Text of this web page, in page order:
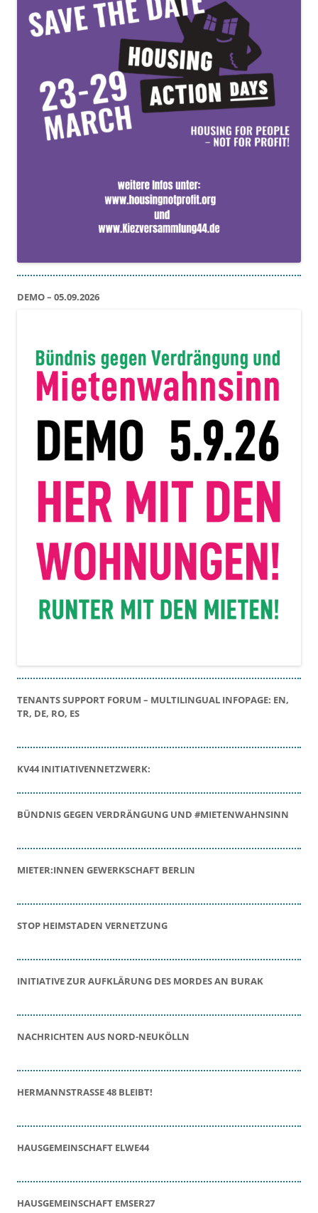
DEMO – 05.09.2026
TENANTS SUPPORT FORUM – MULTILINGUAL INFOPAGE: EN,
TR, DE, RO, ES
KV44 INITIATIVENNETZWERK:
BÜNDNIS GEGEN VERDRÄNGUNG UND #MIETENWAHNSINN
MIETER:INNEN GEWERKSCHAFT BERLIN
STOP HEIMSTADEN VERNETZUNG
INITIATIVE ZUR AUFKLÄRUNG DES MORDES AN BURAK
NACHRICHTEN AUS NORD-NEUKÖLLN
HERMANNSTRASSE 48 BLEIBT!
HAUSGEMEINSCHAFT ELWE44
HAUSGEMEINSCHAFT EMSER27